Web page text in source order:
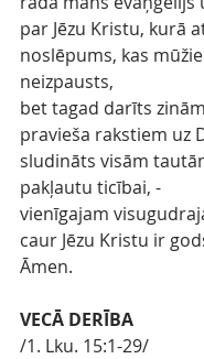
par Jēzu Kristu, kurā
noslēpums, kas
neizpausts,
bet tagad darīts
pravieša rakstiem uz
sludināts visām
pakļautu ticībai, -
vienīgajam
caur Jēzu Kristu ir
Āmen.
VECĀ DERĪBA
/1. Lku. 15:1-29/